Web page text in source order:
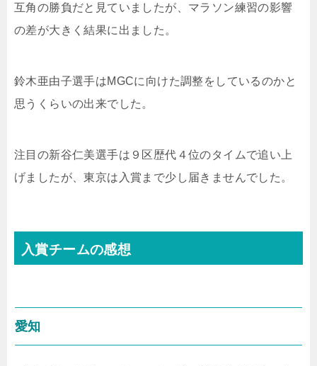
互角の勝負だと見ていましたが、マラソン練習の影響
の差が大きく結果に出ました。
鈴木亜由子選手はMGCに向けた調整をしているのかと
思うくらいの出来でした。
注目の新谷仁美選手は９区歴代４位のタイムで追い上
げましたが、東京は入賞まで少し届きませんでした。
入賞チームの感想
愛知